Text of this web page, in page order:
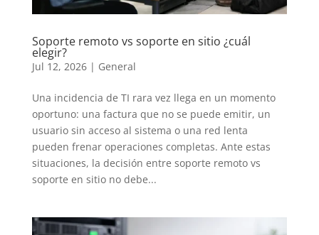
Soporte remoto vs soporte en sitio ¿cuál
elegir?
Jul 12, 2026| General
Una incidencia de TI rara vez llega en un momento
oportuno: una factura que no se puede emitir, un
usuario sin acceso al sistema o una red lenta
pueden frenar operaciones completas. Ante estas
situaciones, la decisión entre soporte remoto vs
soporte en sitio no debe...